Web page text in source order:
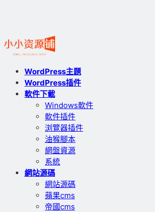
WordPress主題
WordPress插件
軟件下載
Windows軟件
軟件插件
浏覽器插件
油猴腳本
網盤資源
系統
網站源碼
網站源碼
蘋果cms
帝國cms